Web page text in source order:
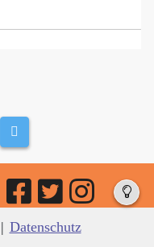
| Datenschutz